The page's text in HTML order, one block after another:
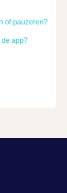
of pauzeren?
app?